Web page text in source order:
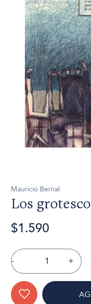
Mauricio Bernal
Los
$1.590
- +